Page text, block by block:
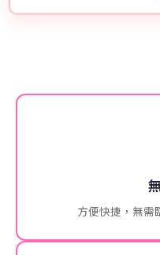
方便快捷，無需